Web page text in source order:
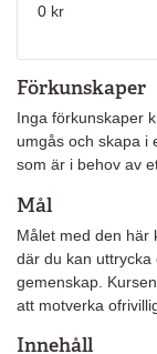
Förkunskaper
Inga förkunskaper
umgås och skapa i
som är i behov av
Mål
Målet med den här
där du kan uttrycka
gemenskap.
att motverka
Innehåll
0 kr